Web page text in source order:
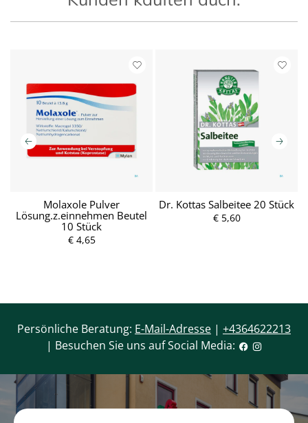
Molaxole Pulver
Lösung.z.einnehmen Beutel
10 Stück
€ 4,65
Dr. Kottas Salbeitee 20 Stück
€ 5,60
P
Persönliche Beratung: E-Mail-Adresse | +4364622213
| Besuchen Sie uns auf Social Media: